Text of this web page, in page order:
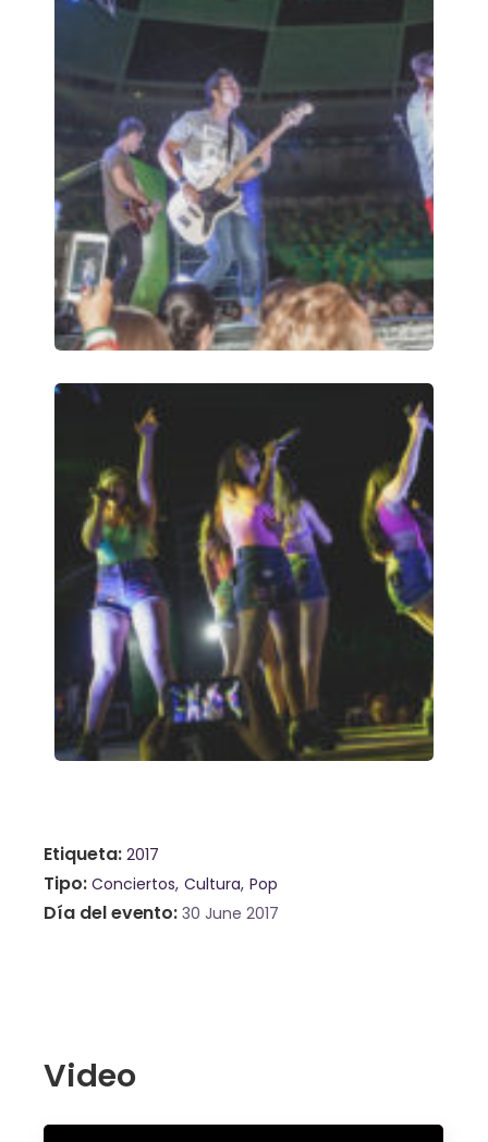
Etiqueta 2017
Tipo Conciertos Cultura Pop
Día del evento 30 June 2017
Video